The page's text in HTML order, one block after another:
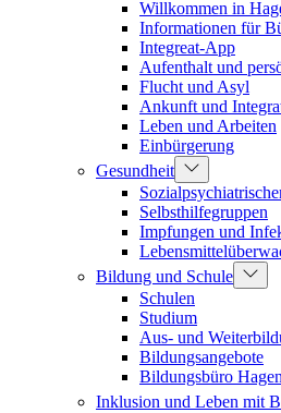
Willkommen in
Informationen für
Integreat-App
Aufenthalt und
Flucht und Asyl
Ankunft und
Leben und Arbeiten
Einbürgerung
Gesundheit
Selbsthilfegruppen
Impfungen und
Bildung und Schule
Schulen
Studium
Aus- und
Bildungsangebote
Bildungsbüro Hagen
Inklusion und Leben mit